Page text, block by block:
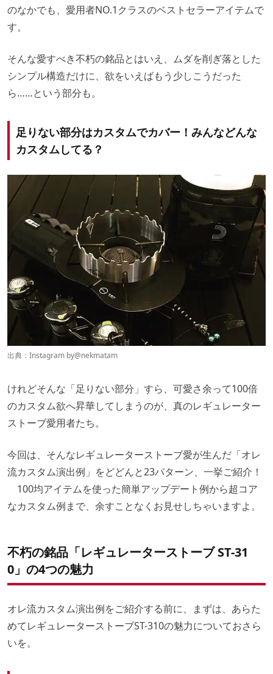
のなかでも、愛用者NO.1クラスのベストセラーアイテムで
す。
そんな愛すべき不朽の銘品とはいえ、ムダを削ぎ落とした
シンプル構造だけに、欲をいえばもう少しこうだった
ら……という部分も。
足りない部分はカスタムでカバー！みんなどんな
カスタムしてる？
出典：Instagram by@nekmatam
けれどそんな「足りない部分」すら、可愛さ余って100倍
のカスタム欲へ昇華してしまうのが、真のレギュレーター
ストーブ愛用者たち。
今回は、そんなレギュレーターストーブ愛が生んだ「オレ
流カスタム演出例」をどどんと23パターン、一挙ご紹介！
100均アイテムを使った簡単アップデート例から超コア
なカスタム例まで、余すことなくお見せしちゃいますよ。
不朽の銘品「レギュレーターストーブ ST-31
0」の4つの魅力
オレ流カスタム演出例をご紹介する前に、まずは、あらた
めてレギュレーターストーブST-310の魅力についておさら
いを。